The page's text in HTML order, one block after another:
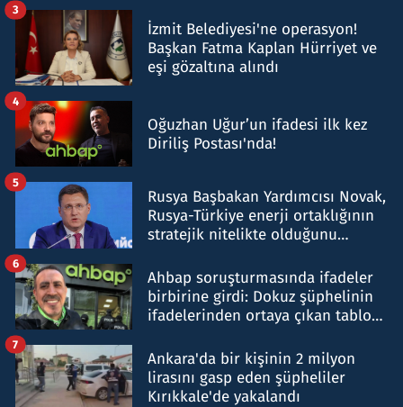
İzmit Belediyesi'ne operasyon!
Başkan Fatma Kaplan Hürriyet ve
eşi gözaltına alındı
3
Oğuzhan Uğur’un ifadesi ilk kez
Diriliş Postası'nda!
4
Rusya Başbakan Yardımcısı Novak,
Rusya-Türkiye enerji ortaklığının
stratejik nitelikte olduğunu
5
Ahbap soruşturmasında ifadeler
birbirine girdi: Dokuz şüphelinin
ifadelerinden ortaya çıkan tablo
6
Ankara'da bir kişinin 2 milyon
lirasını gasp eden şüpheliler
Kırıkkale'de yakalandı
7